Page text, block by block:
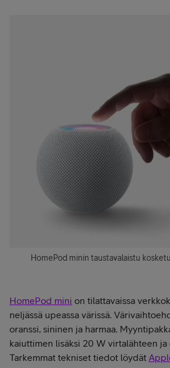
HomePod minin taustavalaistu
HomePod mini on tilattavaissa
neljässä upeassa värissä.
oranssi, sininen ja harmaa.
kaiuttimen lisäksi 20 W virtalähteen
Tarkemmat tekniset tiedot löydät